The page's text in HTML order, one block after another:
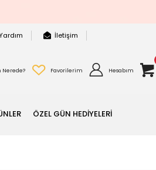
İletişim
Nerede? Favorilerim Hesabım
ÖZEL GÜN HEDİYELERİ